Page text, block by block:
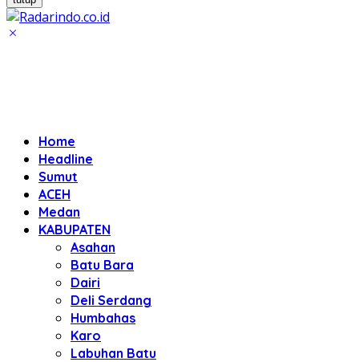
Home
Headline
Sumut
ACEH
Medan
KABUPATEN
Asahan
Batu Bara
Dairi
Deli Serdang
Humbahas
Karo
Labuhan Batu